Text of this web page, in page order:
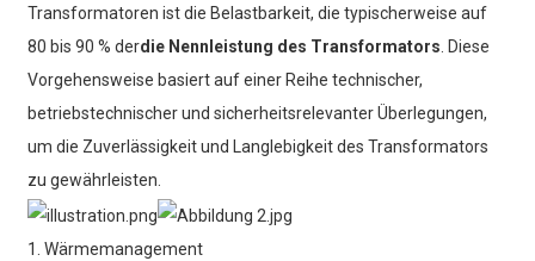
Transformatoren ist die Belastbarkeit, die typischerweise auf
80 bis 90 % derdie Nennleistung des Transformators. Diese
Vorgehensweise basiert auf einer Reihe technischer,
betriebstechnischer und sicherheitsrelevanter Überlegungen,
um die Zuverlässigkeit und Langlebigkeit des Transformators
zu gewährleisten.
1. Wärmemanagement